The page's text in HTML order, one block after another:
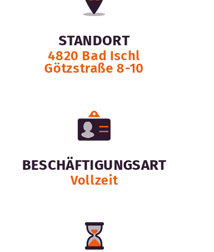
STANDORT
4820 Bad Ischl
Götzstraße 8-10
BESCHÄFTIGUNGSART
Vollzeit